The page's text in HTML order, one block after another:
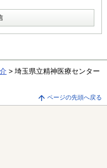
> 埼玉県立精神医療センター
ページの先頭へ戻る